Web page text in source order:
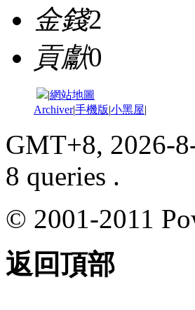
金錢2
貢獻0
|網站地圖
Archiver|手機版|小黑屋|
GMT+8, 2026-
8 queries .
© 2001-2011
返回頂部